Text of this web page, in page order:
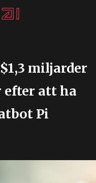
miljarder
efter att ha
Pi